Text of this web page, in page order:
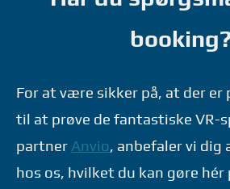
booking?
For at være sikker på, at der er
til at prøve de fantastiske VR-
partner Anvio, anbefaler vi dig
hos os, hvilket du kan gøre hér